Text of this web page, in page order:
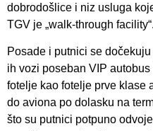
dobrodošlice i niz usluga
TGV je „walk-through facility“.
Posade i putnici se
ih vozi poseban VIP
fotelje kao fotelje prve klase
do aviona po dolasku na
što su putnici potpuno